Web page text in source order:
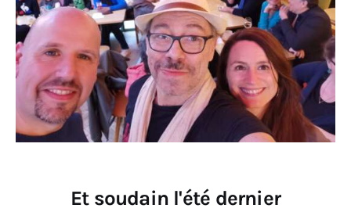
Et soudain l'été dernier